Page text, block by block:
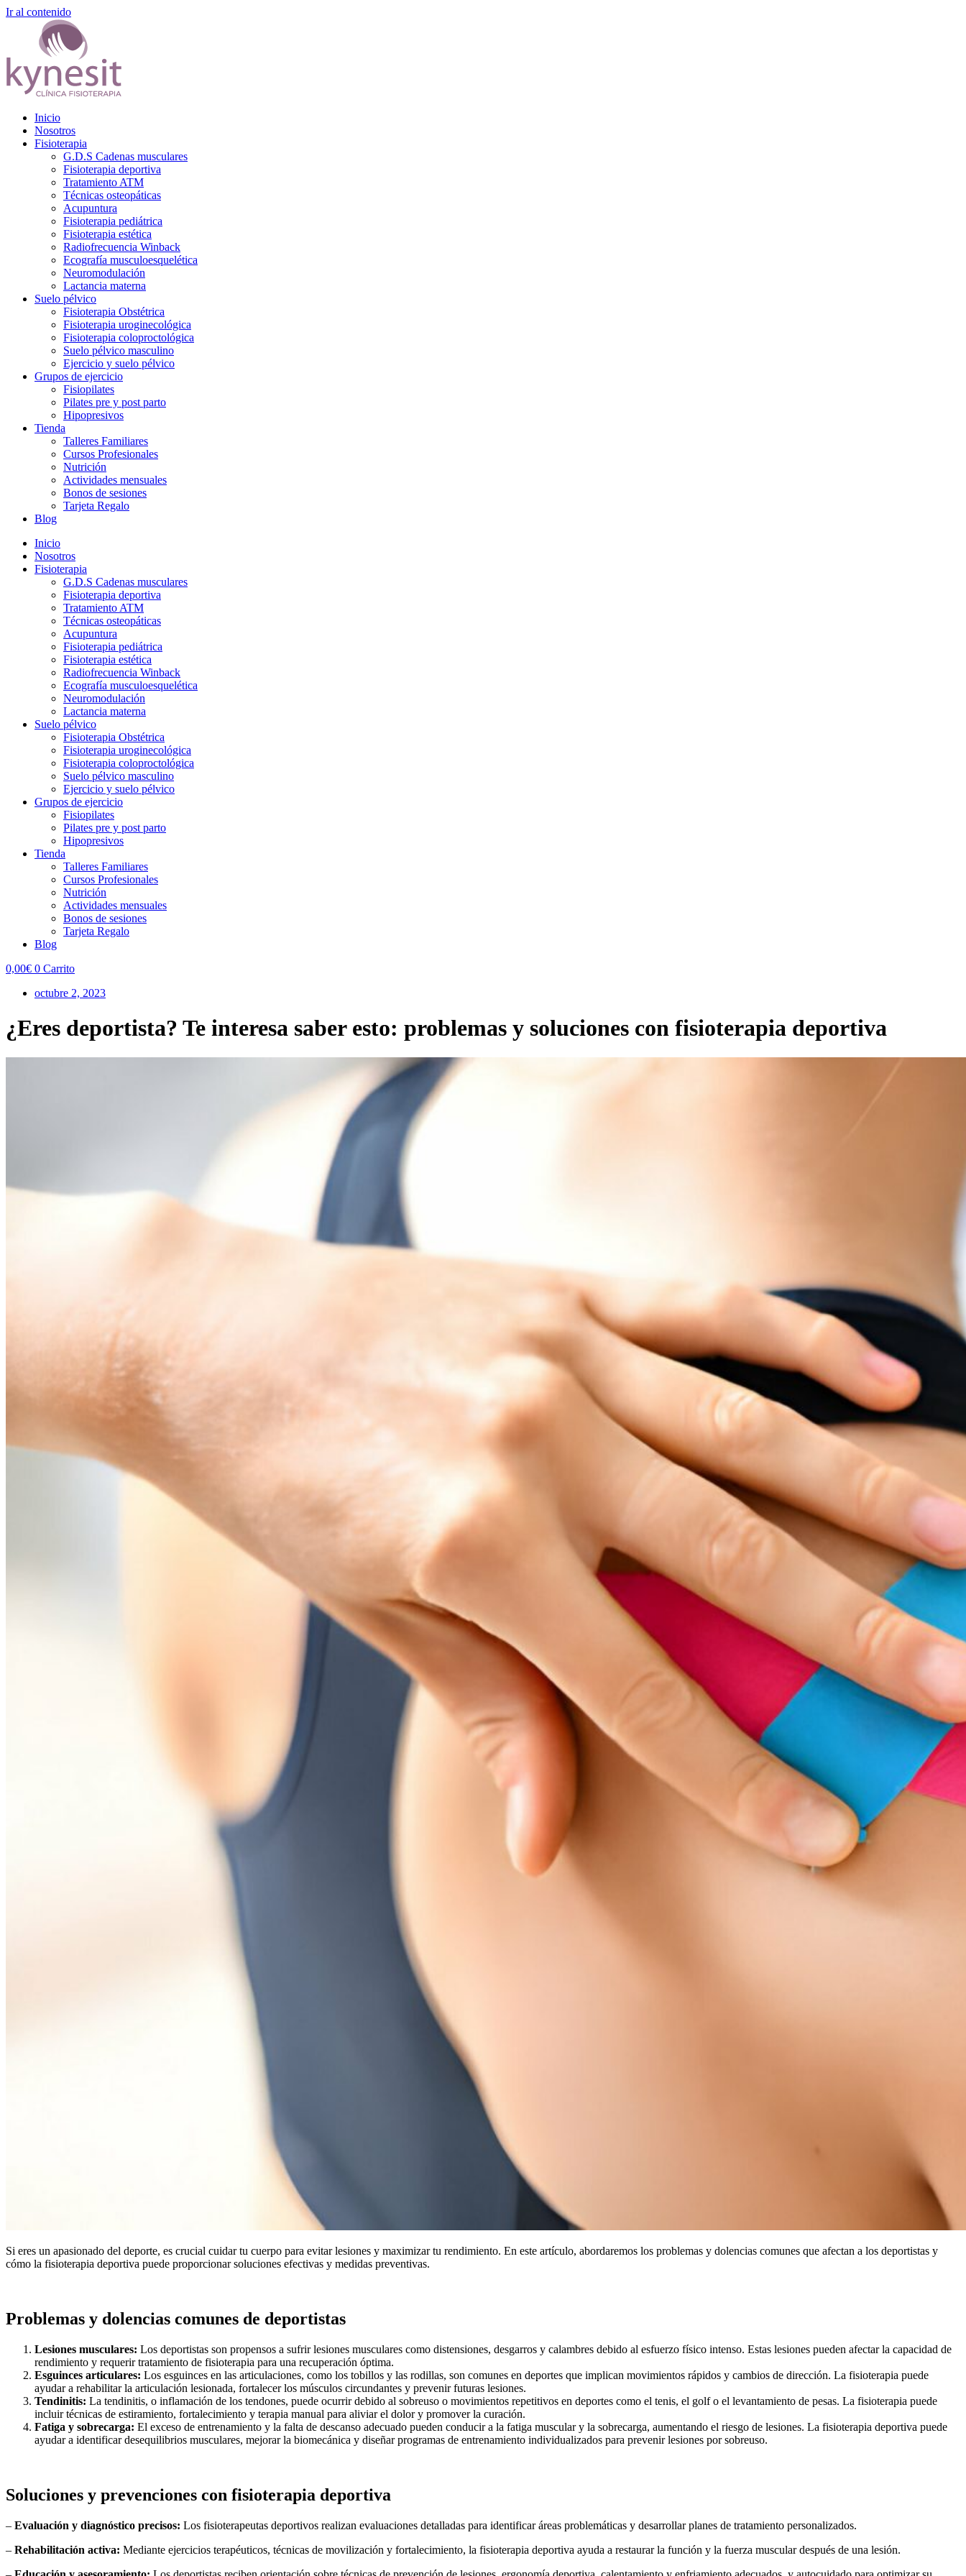
Ir al contenido
Inicio
Nosotros
Fisioterapia
G.D.S Cadenas musculares
Fisioterapia deportiva
Tratamiento ATM
Técnicas osteopáticas
Acupuntura
Fisioterapia pediátrica
Fisioterapia estética
Radiofrecuencia Winback
Ecografía musculoesquelética
Neuromodulación
Lactancia materna
Suelo pélvico
Fisioterapia Obstétrica
Fisioterapia uroginecológica
Fisioterapia coloproctológica
Suelo pélvico masculino
Ejercicio y suelo pélvico
Grupos de ejercicio
Fisiopilates
Pilates pre y post parto
Hipopresivos
Tienda
Talleres Familiares
Cursos Profesionales
Nutrición
Actividades mensuales
Bonos de sesiones
Tarjeta Regalo
Blog
Inicio
Nosotros
Fisioterapia
G.D.S Cadenas musculares
Fisioterapia deportiva
Tratamiento ATM
Técnicas osteopáticas
Acupuntura
Fisioterapia pediátrica
Fisioterapia estética
Radiofrecuencia Winback
Ecografía musculoesquelética
Neuromodulación
Lactancia materna
Suelo pélvico
Fisioterapia Obstétrica
Fisioterapia uroginecológica
Fisioterapia coloproctológica
Suelo pélvico masculino
Ejercicio y suelo pélvico
Grupos de ejercicio
Fisiopilates
Pilates pre y post parto
Hipopresivos
Tienda
Talleres Familiares
Cursos Profesionales
Nutrición
Actividades mensuales
Bonos de sesiones
Tarjeta Regalo
Blog
0,00€ 0 Carrito
octubre 2, 2023
¿Eres deportista? Te interesa saber esto: problemas y soluciones con fisioterapia deportiva
Si eres un apasionado del deporte, es crucial cuidar tu cuerpo para evitar lesiones y maximizar tu rendimiento. En este artículo, abordaremos los problemas y dolencias comunes que afectan a los deportistas y
cómo la fisioterapia deportiva puede proporcionar soluciones efectivas y medidas preventivas.
Problemas y dolencias comunes de deportistas
Lesiones musculares: Los deportistas son propensos a sufrir lesiones musculares como distensiones, desgarros y calambres debido al esfuerzo físico intenso. Estas lesiones pueden afectar la capacidad de
rendimiento y requerir tratamiento de fisioterapia para una recuperación óptima.
Esguinces articulares: Los esguinces en las articulaciones, como los tobillos y las rodillas, son comunes en deportes que implican movimientos rápidos y cambios de dirección. La fisioterapia puede
ayudar a rehabilitar la articulación lesionada, fortalecer los músculos circundantes y prevenir futuras lesiones.
Tendinitis: La tendinitis, o inflamación de los tendones, puede ocurrir debido al sobreuso o movimientos repetitivos en deportes como el tenis, el golf o el levantamiento de pesas. La fisioterapia puede
incluir técnicas de estiramiento, fortalecimiento y terapia manual para aliviar el dolor y promover la curación.
Fatiga y sobrecarga: El exceso de entrenamiento y la falta de descanso adecuado pueden conducir a la fatiga muscular y la sobrecarga, aumentando el riesgo de lesiones. La fisioterapia deportiva puede
ayudar a identificar desequilibrios musculares, mejorar la biomecánica y diseñar programas de entrenamiento individualizados para prevenir lesiones por sobreuso.
Soluciones y prevenciones con fisioterapia deportiva
– Evaluación y diagnóstico precisos: Los fisioterapeutas deportivos realizan evaluaciones detalladas para identificar áreas problemáticas y desarrollar planes de tratamiento personalizados.
– Rehabilitación activa: Mediante ejercicios terapéuticos, técnicas de movilización y fortalecimiento, la fisioterapia deportiva ayuda a restaurar la función y la fuerza muscular después de una lesión.